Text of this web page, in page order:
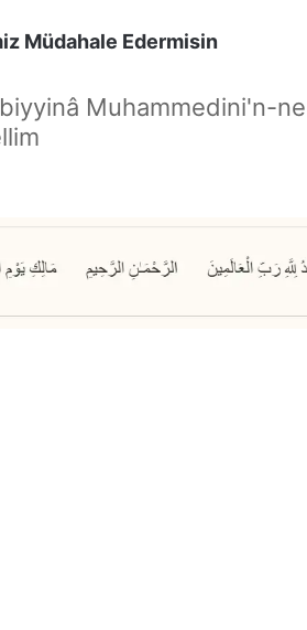
Müdahale Edermisin
Muhammedini'n-